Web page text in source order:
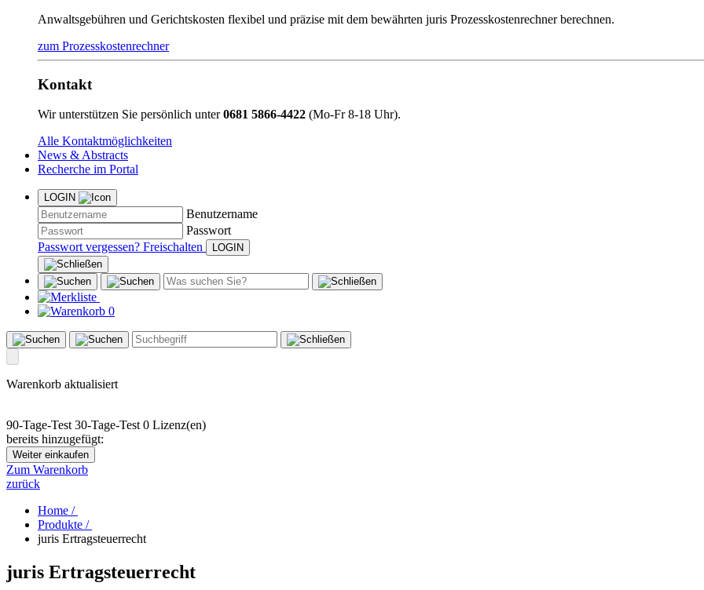
Anwaltsgebühren und Gerichtskosten flexibel und präzise mit dem bewährten juris Prozesskostenrechner berechnen.
zum Prozesskostenrechner
Kontakt
Wir unterstützen Sie persönlich unter0681 5866-4422 (Mo-Fr 8-18 Uhr).
Alle Kontaktmöglichkeiten
News & Abstracts
Recherche im Portal
LOGIN
Benutzername
Passwort
Passwort vergessen? Freischalten
0
Warenkorb aktualisiert
90-Tage-Test 30-Tage-Test 0 Lizenz(en)
bereits hinzugefügt:
Weiter einkaufen
Zum Warenkorb
zurück
Home /
Produkte /
juris Ertragsteuerrecht
juris Ertragsteuerrecht